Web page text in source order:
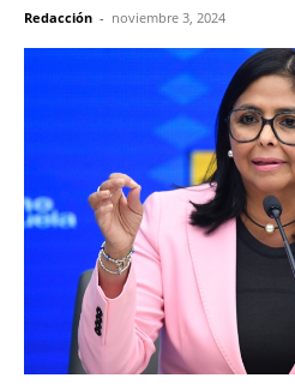
Redacción - noviembre 3, 2024